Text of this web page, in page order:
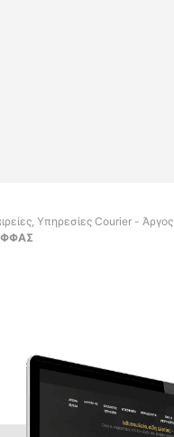
Υπηρεσίες Courier - Άργος